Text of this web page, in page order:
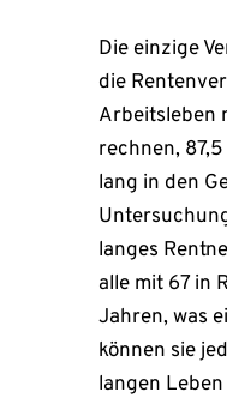
Die einzige
die
Arbeitsleben
rechnen,
lang in den
langes
alle mit 67 in
Jahren, was
können sie
langen